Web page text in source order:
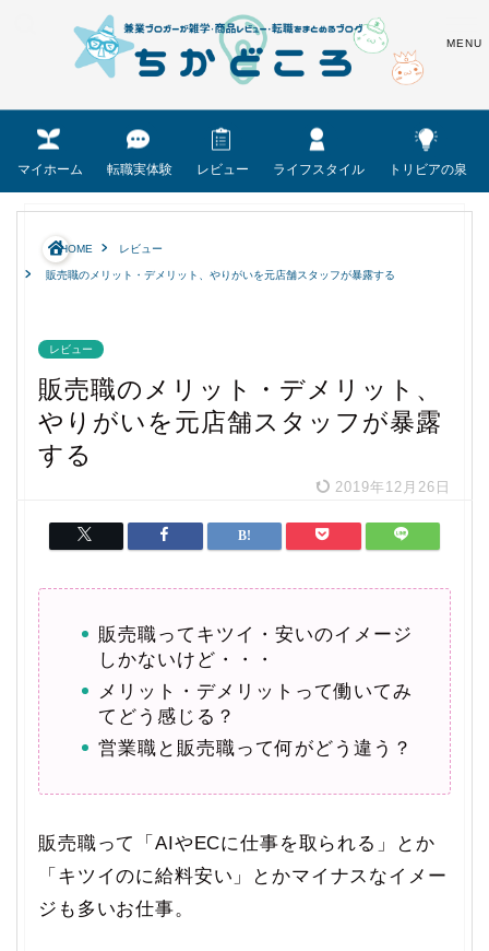
マイホーム 転職実体験 レビュー ライフスタイル トリビアの泉
HOME レビュー
販売職のメリット・デメリット、やりがいを元店舗スタッフが暴露する
レビュー
販売職のメリット・デメリット、
やりがいを元店舗スタッフが暴露
する
2019年12月26日
販売職ってキツイ・安いのイメージ
しかないけど・・・
メリット・デメリットって働いてみ
てどう感じる？
営業職と販売職って何がどう違う？
販売職って「AIやECに仕事を取られる」とか
「キツイのに給料安い」とかマイナスなイメー
ジも多いお仕事。